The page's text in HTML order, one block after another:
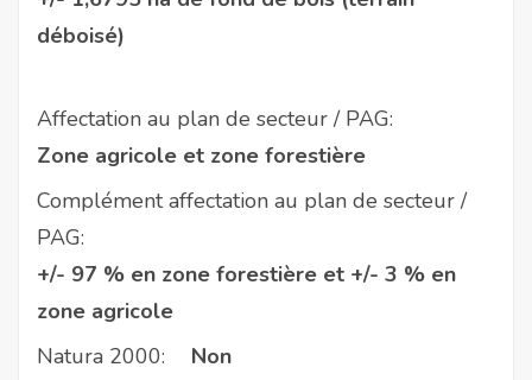
déboisé)
Affectation au plan de secteur / PAG:
Zone agricole et zone forestière
Complément affectation au plan de secteur /
PAG:
+/- 97 % en zone forestière et +/- 3 % en
zone agricole
Natura 2000:
Non